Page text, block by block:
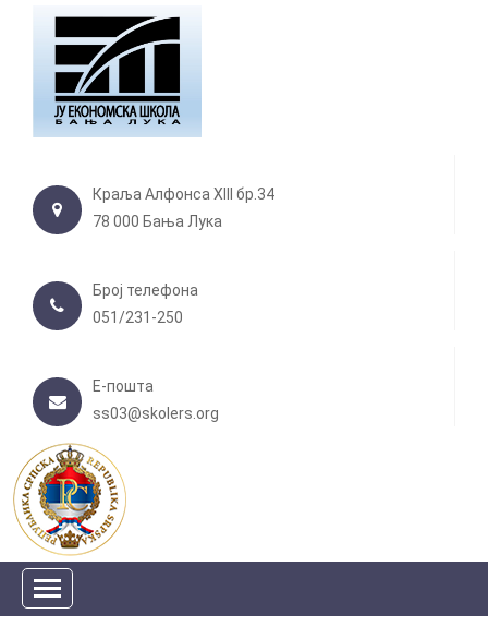
Краља Алфонса XIII бр.34
78 000 Бања Лука
Број телефона
051/231-250
Е-пошта
ss03@skolers.org